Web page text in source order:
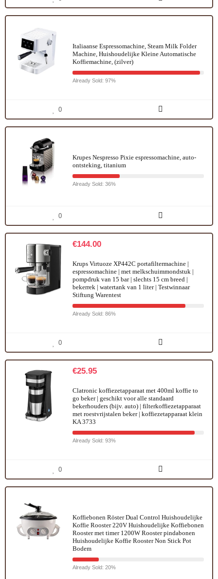
Italiaanse Espressomachine, Steam Milk Folder
Machine, Huishoudelijke Kleine Automatische
Koffiemachine, (zilver)
Already Sold: 97%
0
Krupes Nespresso Pixie espressomachine, auto-
ontsteking, titanium
Already Sold: 36%
0
€144.00
Krups Virtuoze XP442C portafiltermachine |
espressomachine | met melkschuimmondstuk |
pompdruk van 15 bar | slechts 15 cm breed |
bekerrek | watertank van 1 liter | Testwinnaar
Stiftung Warentest
Already Sold: 86%
0
€25.95
Clatronic koffiezetapparaat met 400ml koffie to
go beker | geschikt voor alle standaard
bekerhouders (bijv. auto) | filterkoffiezetapparaat
met roestvrijstalen beker | koffiezetapparaat klein
KA 3733
Already Sold: 93%
0
Koffiebonen Röster Dual Control Huishoudelijke
Koffie Rooster 220V Huishoudelijke Koffiebonen
Rooster met timer 1200W Rooster pindabonen
Huishoudelijke Koffie Rooster Non Stick Pot
Bodem
Already Sold: 20%